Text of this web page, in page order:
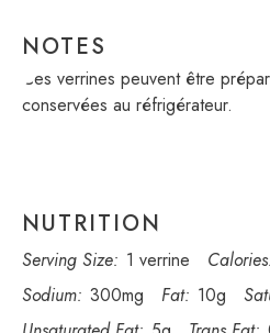
NOTES
Ces verrines peuvent être
conservées au réfrigérateur.
NUTRITION
Serving Size: 1 verrine
Sodium: 300mg Fat: 10g